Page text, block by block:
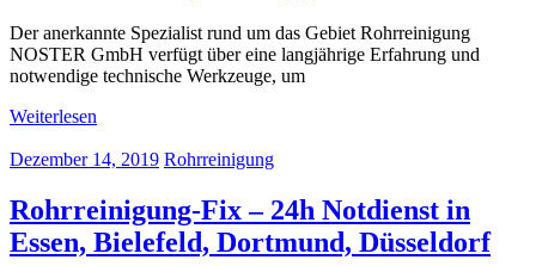
Der anerkannte Spezialist rund um das Gebiet Rohrreinigung
NOSTER GmbH verfügt über eine langjährige Erfahrung und
notwendige technische Werkzeuge, um
Weiterlesen
Dezember 14, 2019 Rohrreinigung
Rohrreinigung-Fix – 24h Notdienst in
Essen, Bielefeld, Dortmund, Düsseldorf